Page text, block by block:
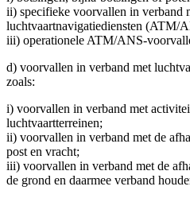
ii) specifieke voorvallen in verband
luchtvaartnavigatiediensten (ATM/
iii) operationele ATM/ANS-
d) voorvallen in verband met
zoals:
i) voorvallen in verband met
luchtvaartterreinen;
ii) voorvallen in verband met de
post en vracht;
iii) voorvallen in verband met de
de grond en daarmee verband